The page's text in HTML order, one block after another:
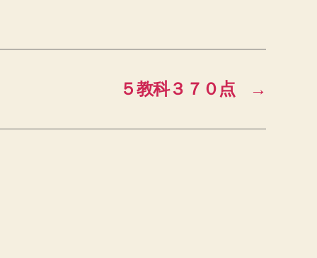
→
５教科３７０点